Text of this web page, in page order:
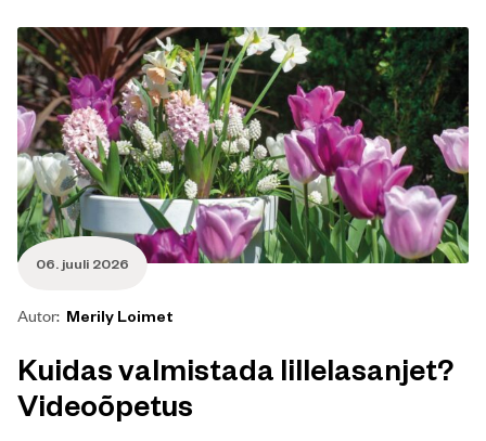
06. juuli 2026
Autor: Merily Loimet
Kuidas valmistada lillelasanjet?
Videoõpetus